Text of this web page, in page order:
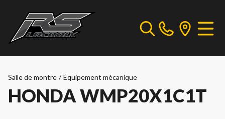
Salle de montre / Équipement mécanique
HONDA WMP20X1C1T